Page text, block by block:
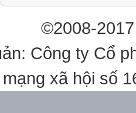
©2008-
Công ty Cổ
xã hội số